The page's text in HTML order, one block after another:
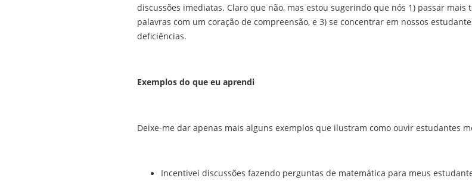
discussões imediatas. Claro que não, mas estou sugerindo que nós 1) passar
palavras com um coração de compreensão, e 3) se concentrar em nossos
deficiências.
Exemplos do que eu aprendi
Deixe-me dar apenas mais alguns exemplos que ilustram como ouvir estudantes
Incentivei discussões fazendo perguntas de matemática para meus